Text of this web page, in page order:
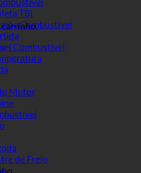
carrinho.
TBI
Combustível
Combustível
Motor
de Freio